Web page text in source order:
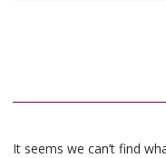
It seems we can’t find